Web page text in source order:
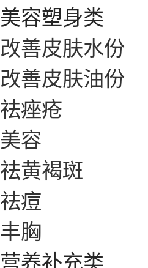
美容塑身类
改善皮肤水份
改善皮肤油份
祛痤疮
美容
祛黄褐斑
祛痘
丰胸
营养补充类